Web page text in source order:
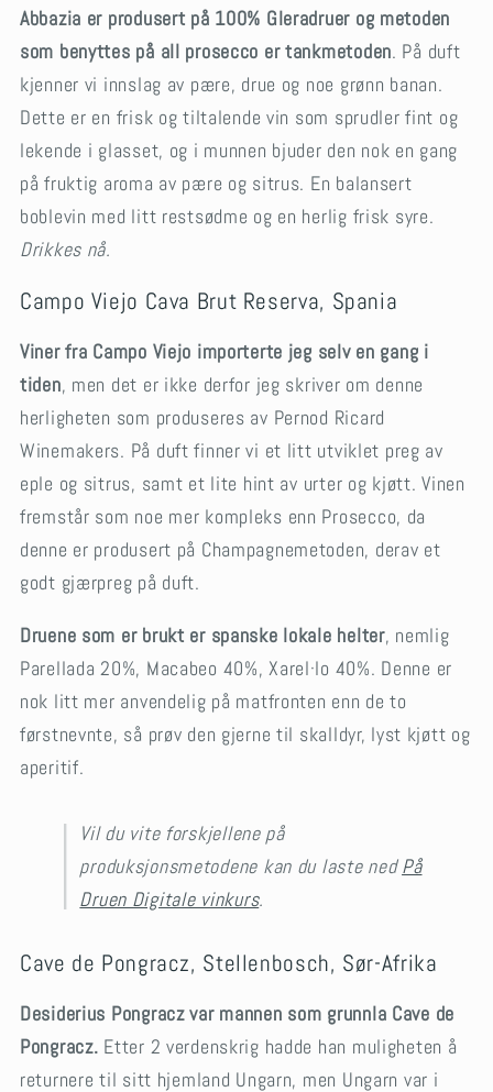
Abbazia er produsert på 100% Gleradruer og metoden
som benyttes på all prosecco er tankmetoden. På duft
kjenner vi innslag av pære, drue og noe grønn banan.
Dette er en frisk og tiltalende vin som sprudler fint og
lekende i glasset, og i munnen bjuder den nok en gang
på fruktig aroma av pære og sitrus. En balansert
boblevin med litt restsødme og en herlig frisk syre.
Drikkes nå.
Campo Viejo Cava Brut Reserva, Spania
Viner fra Campo Viejo importerte jeg selv en gang i
tiden, men det er ikke derfor jeg skriver om denne
herligheten som produseres av Pernod Ricard
Winemakers. På duft finner vi et litt utviklet preg av
eple og sitrus, samt et lite hint av urter og kjøtt. Vinen
fremstår som noe mer kompleks enn Prosecco, da
denne er produsert på Champagnemetoden, derav et
godt gjærpreg på duft.
Druene som er brukt er spanske lokale helter, nemlig
Parellada 20%, Macabeo 40%, Xarel·lo 40%. Denne er
nok litt mer anvendelig på matfronten enn de to
førstnevnte, så prøv den gjerne til skalldyr, lyst kjøtt og
aperitif.
Vil du vite forskjellene på
produksjonsmetodene kan du laste ned På
Druen Digitale vinkurs.
Cave de Pongracz, Stellenbosch, Sør-Afrika
Desiderius Pongracz var mannen som grunnla Cave de
Pongracz. Etter 2 verdenskrig hadde han muligheten å
returnere til sitt hjemland Ungarn, men Ungarn var i